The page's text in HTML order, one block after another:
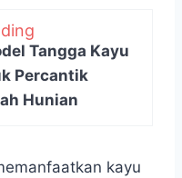
Tangga Kayu
Percantik
Hunian
kayu